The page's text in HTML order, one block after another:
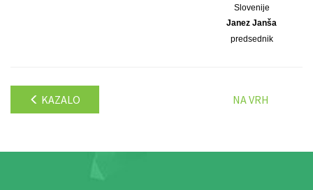
Slovenije
Janez Janša
predsednik
KAZALO NA VRH